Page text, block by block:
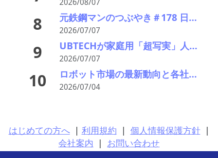
2026/08/07
8 元鉄鋼マンのつぶやき＃178 日米鉄鋼の栄枯盛衰 その6 これからの電炉と亜鉛ダストの行方
2026/07/07
9 UBTECHが家庭用「超写実」人型ロボットU1発表、中国人型ロボット産業の勢いと論争
2026/07/07
10 ロボット市場の最新動向と各社のアプローチ--機械要素技術展2026レポートDay1
2026/07/04
はじめての方へ | 利用規約 | 個人情報保護方針 |
会社案内 | お問い合わせ